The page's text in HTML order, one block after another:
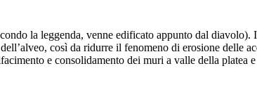
la leggenda, venne edificato appunto dal
così da ridurre il fenomeno di erosione
e consolidamento dei muri a valle della